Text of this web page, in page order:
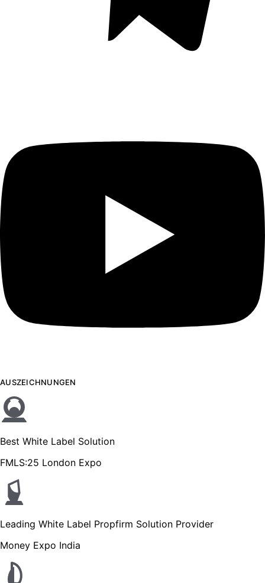
AUSZEICHNUNGEN
Best White Label Solution
FMLS:25 London Expo
Leading White Label Propfirm Solution Provider
Money Expo India